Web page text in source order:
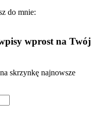
do mnie:
wprost na Twój
skrzynkę najnowsze